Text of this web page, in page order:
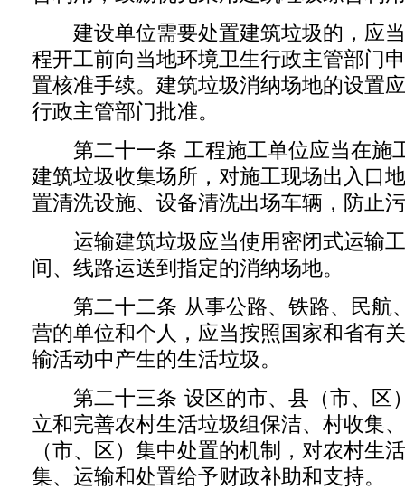
建设单位需要处置建筑垃圾的，应
程开工前向当地环境卫生行政主管部门
置核准手续。建筑垃圾消纳场地的设置
行政主管部门批准。
第二十一条 工程施工单位应当在施
建筑垃圾收集场所，对施工现场出入口
置清洗设施、设备清洗出场车辆，防止
运输建筑垃圾应当使用密闭式运输
间、线路运送到指定的消纳场地。
第二十二条 从事公路、铁路、民航
营的单位和个人，应当按照国家和省有
输活动中产生的生活垃圾。
第二十三条 设区的市、县（市、区
立和完善农村生活垃圾组保洁、村收集
（市、区）集中处置的机制，对农村生
集、运输和处置给予财政补助和支持。